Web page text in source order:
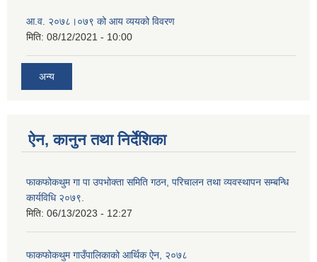
आ.व. २०७८।०७९ को आय व्ययको विवरण
मिति: 08/12/2021 - 10:00
अन्य
ऐन, कानुन तथा निर्देशिका
फाकफोकथुम गा पा उपभोक्ता समिति गठन, परिचालन तथा व्यवस्थापन सम्बन्धि
कार्यविधि २०७९.
मिति: 06/13/2023 - 12:27
फाकफोकथुम गाउँपालिकाको आर्थिक ऐन, २०७८